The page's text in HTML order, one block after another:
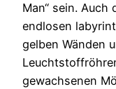
Man“ sein. Auch
endlosen
gelben Wänden
gewachsenen